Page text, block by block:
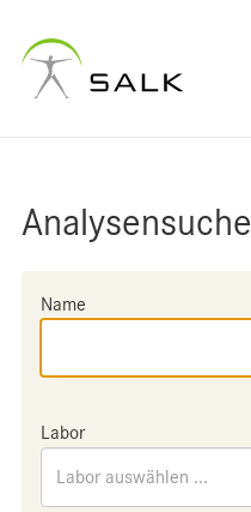
Analysensuche
Name
Labor
Labor auswählen ...